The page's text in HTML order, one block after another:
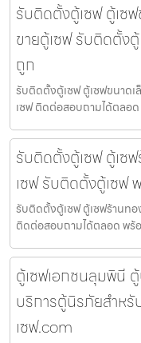
รับติดตั้งตู้เซฟ ตู้เซ
ขายตู้เซฟ รับติดตั้ง
ถูก
รับติดตั้งตู้เซฟ ตู้เซฟขนาด
เซฟ ติดต่อสอบถามได้ตลอ
รับติดตั้งตู้เซฟ ตู้เซ
เซฟ รับติดตั้งตู้เซฟ
รับติดตั้งตู้เซฟ ตู้เซฟร้านท
ติดต่อสอบถามได้ตลอด พร้
ตู้เซฟเอกชนลุมพินี ตู้
บริการตู้นิรภัยสำหรั
เซฟ.com